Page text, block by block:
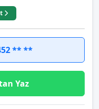
** **
Yaz